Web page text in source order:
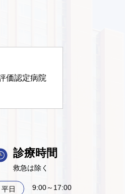
価認定病院
診療時間
救急は除く
平日 9:00～17:00